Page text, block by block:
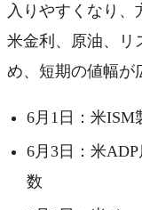
入りやすくなり、
米金利、原油、リ
め、短期の値幅が
6月1日：米ISM
6月3日：米
数